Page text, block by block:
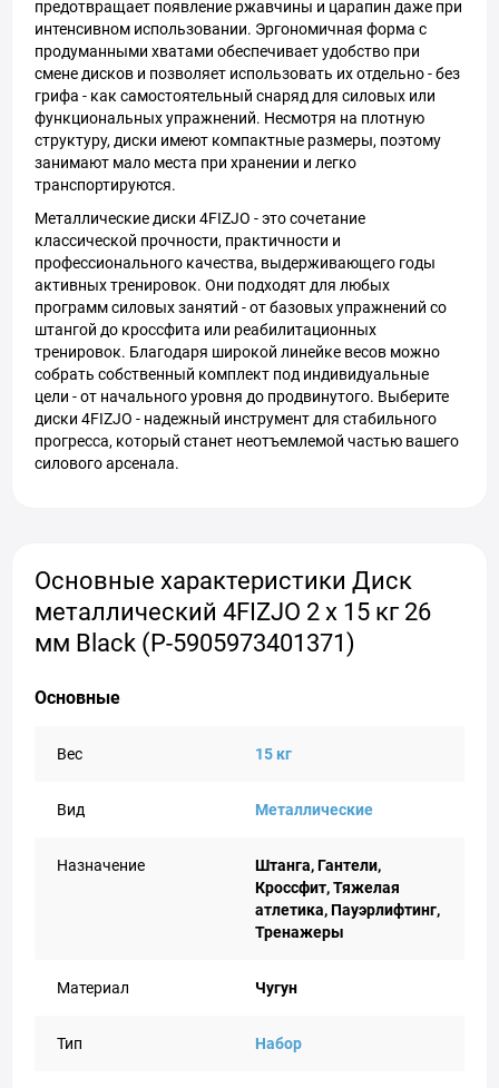
предотвращает появление ржавчины и царапин даже при
интенсивном использовании. Эргономичная форма с
продуманными хватами обеспечивает удобство при
смене дисков и позволяет использовать их отдельно - без
грифа - как самостоятельный снаряд для силовых или
функциональных упражнений. Несмотря на плотную
структуру, диски имеют компактные размеры, поэтому
занимают мало места при хранении и легко
транспортируются.
Металлические диски 4FIZJO - это сочетание
классической прочности, практичности и
профессионального качества, выдерживающего годы
активных тренировок. Они подходят для любых
программ силовых занятий - от базовых упражнений со
штангой до кроссфита или реабилитационных
тренировок. Благодаря широкой линейке весов можно
собрать собственный комплект под индивидуальные
цели - от начального уровня до продвинутого. Выберите
диски 4FIZJO - надежный инструмент для стабильного
прогресса, который станет неотъемлемой частью вашего
силового арсенала.
Основные характеристики Диск
металлический 4FIZJO 2 x 15 кг 26
мм Black (P-5905973401371)
Основные
Вес 15 кг
Вид Металлические
Назначение
Штанга, Гантели,
Кроссфит, Тяжелая
атлетика, Пауэрлифтинг,
Тренажеры
Материал Чугун
Тип Набор